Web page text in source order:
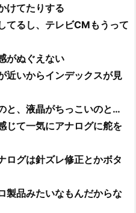
けてたりする
てるし、テレビCMもうって
がぬぐえない
近いからインデックスが見
と、液晶がちっこいのと…
じて一気にアナログに舵を
ログは針ズレ修正とかボタ
製品みたいなもんだからな